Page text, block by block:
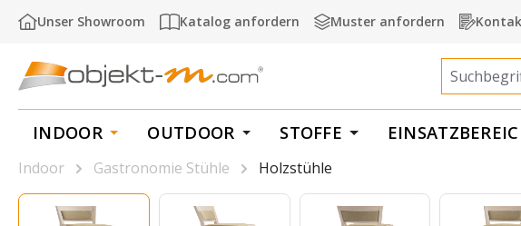
Hauptinhalt springen
Zur Suche springen
Zur Hauptnavigation springen
Unser Showroom Katalog anfordern Muster anfordern
INDOOR OUTDOOR STOFFE
Indoor Gastronomie Stühle
Holzstühle
Bildergalerie überspringen